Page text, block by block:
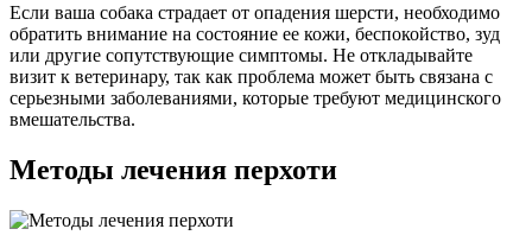
Если ваша собака страдает от опадения шерсти, необходимо
обратить внимание на состояние ее кожи, беспокойство, зуд
или другие сопутствующие симптомы. Не откладывайте
визит к ветеринару, так как проблема может быть связана с
серьезными заболеваниями, которые требуют медицинского
вмешательства.
Методы лечения перхоти